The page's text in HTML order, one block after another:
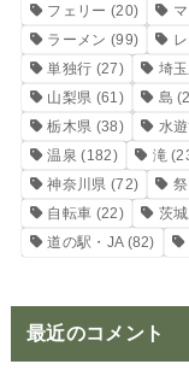
フェリー (20)
ラーメン (99)
単独行 (27) 埼
山梨県 (61) 島
栃木県 (38) 水
温泉 (182) 滝
神奈川県 (72) 祭
自転車 (22) 茨
道の駅・JA(82)
最近のコメント